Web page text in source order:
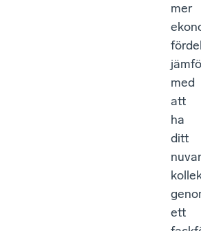
mer
med
att
ha
ditt
ett